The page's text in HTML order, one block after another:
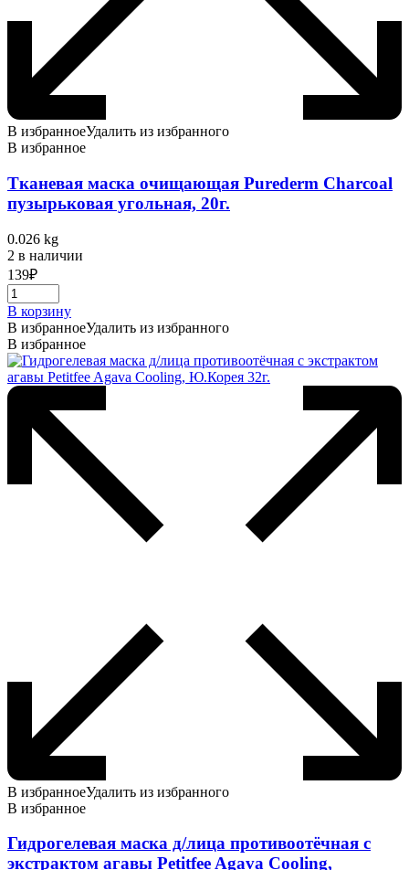
В избранноеУдалить из избранного
В избранное
Тканевая маска очищающая Purederm Charcoal
пузырьковая угольная, 20г.
0.026 kg
2 в наличии
139₽
В корзину
В избранноеУдалить из избранного
В избранное
В избранноеУдалить из избранного
В избранное
Гидрогелевая маска д/лица противоотёчная с
экстрактом агавы Petitfee Agava Cooling,